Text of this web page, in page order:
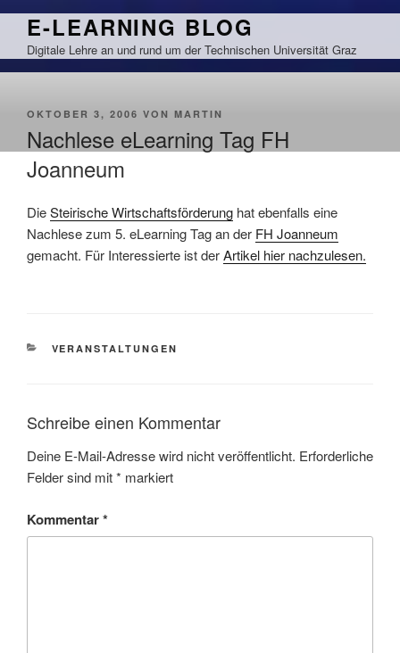
Zum
springen
E-LEARNING BLOG
Digitale Lehre an und rund um der Technischen Universität Graz
VERÖFFENTLICHT
OKTOBER 3, 2006 VON MARTIN
Nachlese eLearning Tag FH
Joanneum
DieSteirische Wirtschaftsförderung hat ebenfalls eine
Nachlese zum 5. eLearning Tag an der FH Joanneum
gemacht. Für Interessierte ist derArtikel hier nachzulesen.
KATEGORIEN
VERANSTALTUNGEN
Schreibe einen Kommentar
Deine E-Mail-Adresse wird nicht veröffentlicht. Erforderliche
Felder sind mit* markiert
Kommentar*